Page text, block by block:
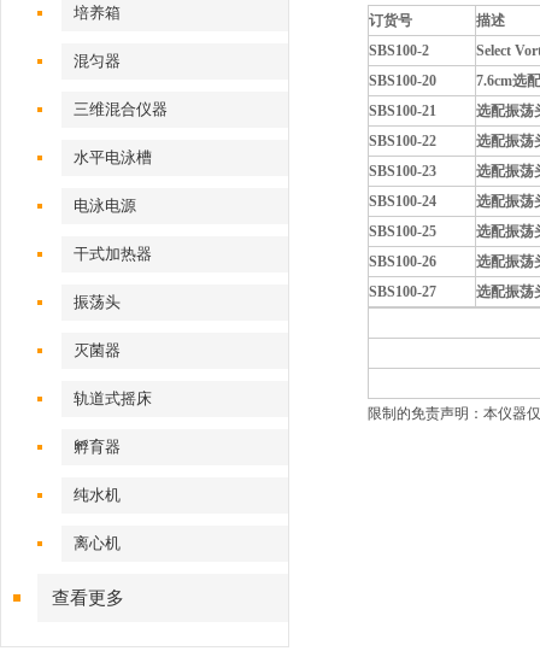
培养箱
混匀器
三维混合仪器
水平电泳槽
电泳电源
干式加热器
振荡头
灭菌器
轨道式摇床
孵育器
纯水机
离心机
查看更多
订货号
描述
SBS100-2
Select
SBS100-20
7.6cm选
SBS100-21
选配振荡
SBS100-22
选配振荡
SBS100-23
选配振荡
SBS100-24
选配振荡
SBS100-25
选配振荡
SBS100-26
选配振荡
SBS100-27
选配振荡
限制的免责声明：本仪器